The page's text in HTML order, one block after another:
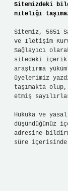
Sitemizdeki
niteliği
Sitemiz, 5651
ve İletişim
Sağlayıcı
sitedeki
araştırma
üyelerimiz
taşımakta
etmiş
Hukuka ve
düşündüğünüz
adresine
süre